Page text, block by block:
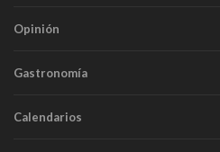
Opinión
Gastronomía
Calendarios